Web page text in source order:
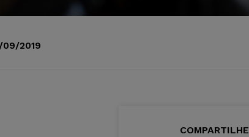
09/2019
COMPARTILHE